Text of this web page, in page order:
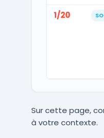
1/20
Sur cette page,
à votre contexte.